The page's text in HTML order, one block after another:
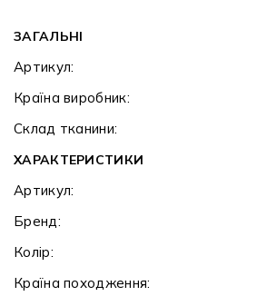
ЗАГАЛЬНІ
Артикул:
Країна виробник:
Склад тканини:
ХАРАКТЕРИСТИКИ
Артикул:
Бренд:
Колір:
Країна походження: